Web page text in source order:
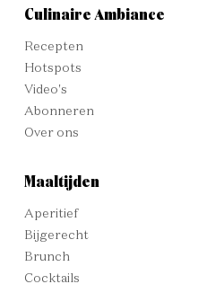
Culinaire Ambiance
Recepten
Hotspots
Video's
Abonneren
Over ons
Maaltijden
Aperitief
Bijgerecht
Brunch
Cocktails